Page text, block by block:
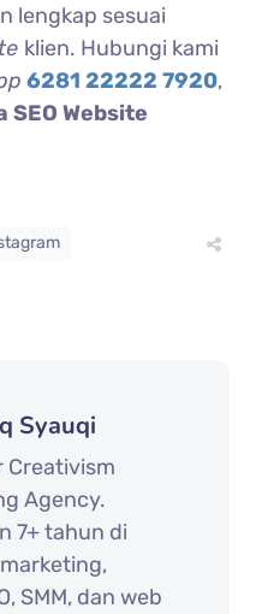
lengkap sesuai
klien. Hubungi kami
6281 22222 7920,
SEO Website
Syauqi
Creativism
Agency.
7+ tahun di
SMM, dan web